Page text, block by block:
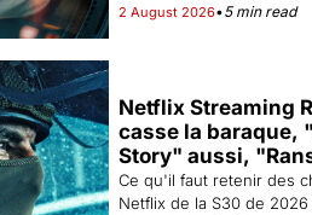
2 August 2026•5 min read
Netflix Streaming
casse la baraque,
Story" aussi,
revient en baisse.
Ce qu'il faut retenir des
Netflix de la S30 de